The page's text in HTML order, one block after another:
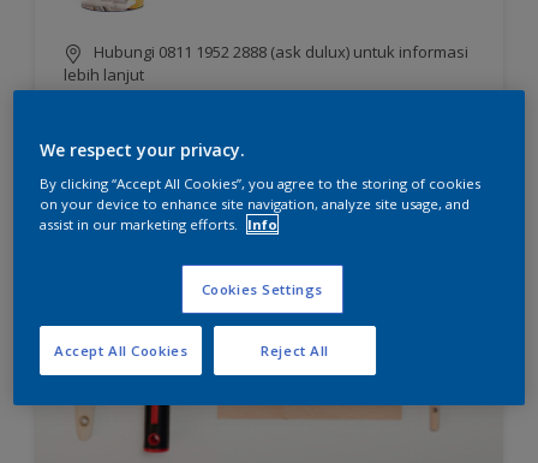
Hubungi 0811 1952 2888 (ask dulux) untuk informasi
lebih lanjut
Compare
We respect your privacy.
By clicking “Accept All Cookies”, you agree to the storing of cookies
on your device to enhance site navigation, analyze site usage, and
assist in our marketing efforts.
Info
Cookies Settings
Reject All
Accept All Cookies